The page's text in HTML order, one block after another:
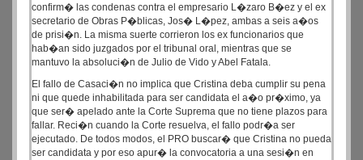
confirm� las condenas contra el empresario L�zaro B�ez y el ex
secretario de Obras P�blicas, Jos� L�pez, ambas a seis a�os
de prisi�n. La misma suerte corrieron los ex funcionarios que
hab�an sido juzgados por el tribunal oral, mientras que se
mantuvo la absoluci�n de Julio de Vido y Abel Fatala.
El fallo de Casaci�n no implica que Cristina deba cumplir su pena
ni que quede inhabilitada para ser candidata el a�o pr�ximo, ya
que ser� apelado ante la Corte Suprema que no tiene plazos para
fallar. Reci�n cuando la Corte resuelva, el fallo podr�a ser
ejecutado. De todos modos, el PRO buscar� que Cristina no pueda
ser candidata y por eso apur� la convocatoria a una sesi�n en